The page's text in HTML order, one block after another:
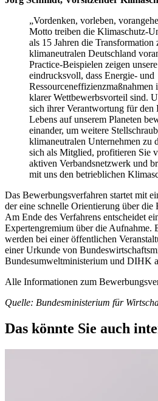
„Vordenken, vorleben,
Motto treiben die Klimaschutz-
als 15 Jahren die Transformation
klimaneutralen Deutschland
Practice-Beispielen zeigen
eindrucksvoll, dass Energie- und
Ressourceneffizienzmaßnahmen
klarer Wettbewerbsvorteil sind.
sich ihrer Verantwortung für den
Lebens auf unserem Planeten
einander, um weitere
klimaneutralen Unternehmen zu
sich als Mitglied, profitieren Sie
aktiven Verbandsnetzwerk und
mit uns den betrieblichen
Das Bewerbungsverfahren startet mit
der eine schnelle Orientierung über die
Am Ende des Verfahrens entscheidet
Expertengremium über die Aufnahme.
werden bei einer öffentlichen
einer Urkunde von
Bundesumweltministerium und DIHK
Alle Informationen zum
Quelle: Bundesministerium für
Das könnte Sie auch